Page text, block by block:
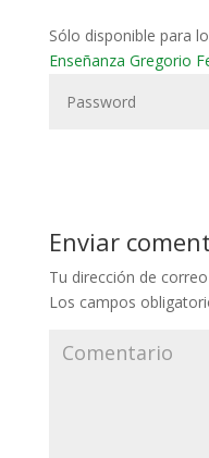
Sólo disponible para
Enseñanza Gregorio
Enviar
Tu dirección de
Los campos